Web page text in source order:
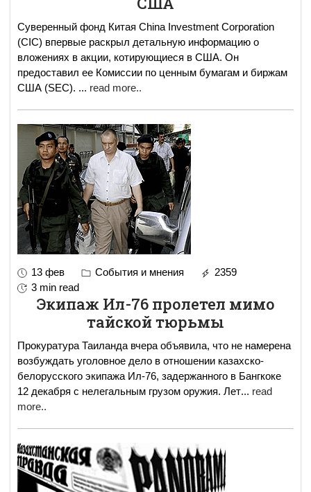
Суверенный фонд Китая China Investment Corporation
(CIC) впервые раскрыл детальную информацию о
вложениях в акции, котирующиеся в США. Он
предоставил ее Комиссии по ценным бумагам и биржам
США (SEC). ... read more..
13 фев События и мнения
2359
3 min read
Экипаж Ил-76 пролетел мимо
тайской тюрьмы
Прокуратура Таиланда вчера объявила, что не намерена
возбуждать уголовное дело в отношении казахско-
белорусского экипажа Ил-76, задержанного в Бангкоке
12 декабря с нелегальным грузом оружия. Лет... read
more..